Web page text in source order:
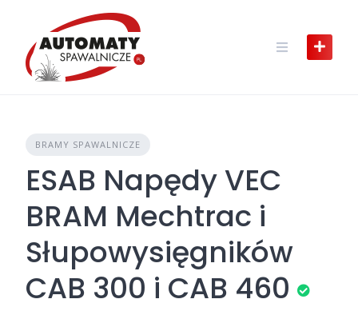
content
BRAMY SPAWALNICZE
ESAB Napędy VEC
BRAM Mechtrac i
Słupowysięgników
CAB 300 i CAB 460